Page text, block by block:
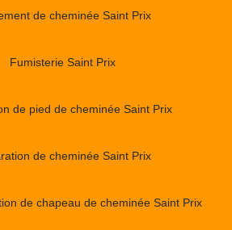
de cheminée Saint Prix
Fumisterie Saint Prix
de pied de cheminée Saint Prix
de cheminée Saint Prix
de chapeau de cheminée Saint Prix